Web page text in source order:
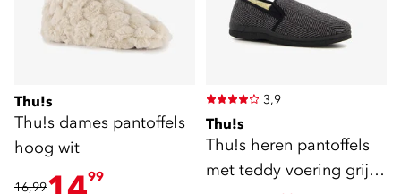
Thu!s
Thu!s dames pantoffels
hoog wit
16,99
99
3,9
Thu!s
Thu!s heren pantoffels
met teddy voering grijs